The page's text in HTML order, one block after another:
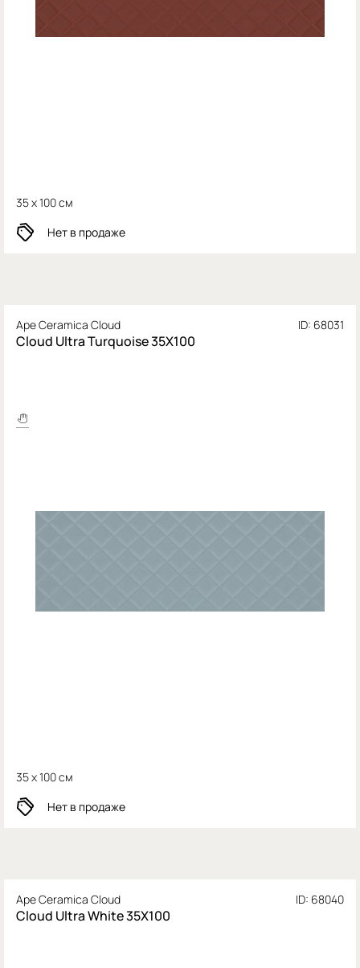
35 x 100 см
Нет в продаже
Ape Ceramica Cloud ID: 68031
Cloud Ultra Turquoise 35X100
35 x 100 см
Нет в продаже
Ape Ceramica Cloud ID: 68040
Cloud Ultra White 35X100